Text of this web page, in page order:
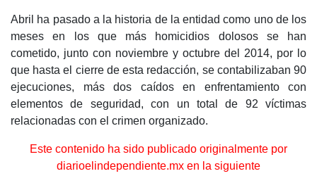
Abril ha pasado a la historia de la entidad como uno de los
meses en los que más homicidios dolosos se han
cometido, junto con noviembre y octubre del 2014, por lo
que hasta el cierre de esta redacción, se contabilizaban 90
ejecuciones, más dos caídos en enfrentamiento con
elementos de seguridad, con un total de 92 víctimas
relacionadas con el crimen organizado.
Este contenido ha sido publicado originalmente por
diarioelindependiente.mx en la siguiente